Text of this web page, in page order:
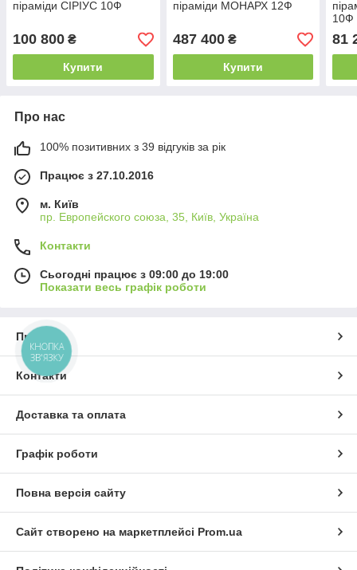
піраміди СІРІУС 10Ф
100 800 ₴
Купити
піраміди МОНАРХ 12Ф
487 400₴
Купити
10Ф
81
Про нас
100% позитивних з 39 відгуків за рік
Працює з 27.10.2016
м. Київ
пр. Европейского союза, 35, Київ, Україна
Контакти
Сьогодні працює з 09:00 до 19:00
Показати весь графік роботи
Про нас
Контакти
Доставка та оплата
Графік роботи
Повна версія сайту
Сайт створено на маркетплейсі Prom.ua
КНОПКА
ЗВ'ЯЗКУ